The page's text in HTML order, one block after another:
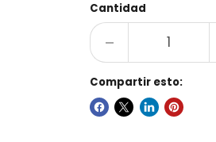
Cantidad
Compartir esto: